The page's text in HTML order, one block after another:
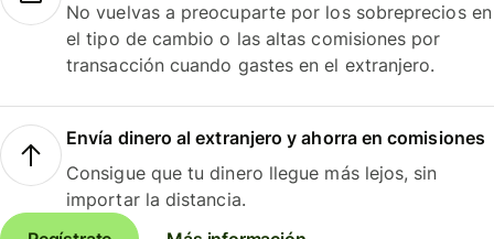
No vuelvas a preocuparte por los sobreprecios en
el tipo de cambio o las altas comisiones por
transacción cuando gastes en el extranjero.
Envía dinero al extranjero y ahorra en comisiones
Consigue que tu dinero llegue más lejos, sin
importar la distancia.